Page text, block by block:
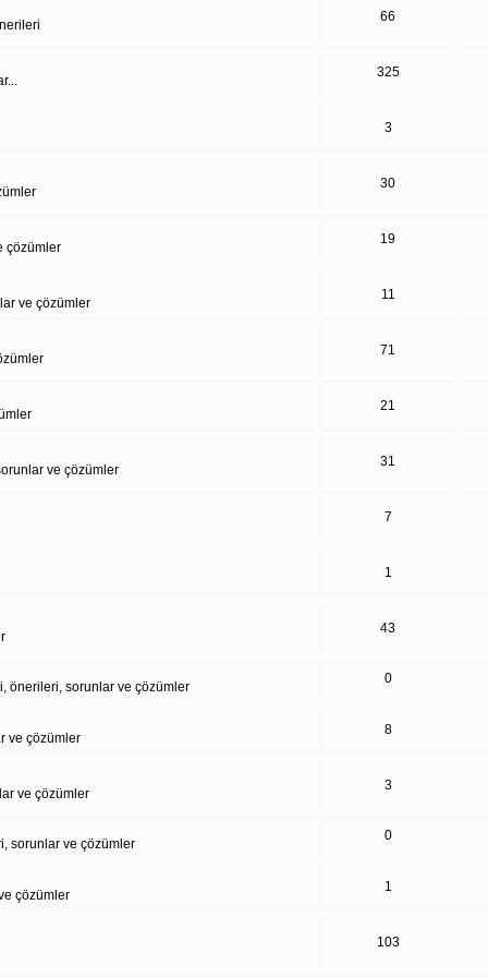
66
325
3
30
çözümler
19
ve çözümler
11
71
21
ve çözümler
31
7
1
43
önerileri, sorunlar ve çözümler
0
ve çözümler
8
ve çözümler
3
sorunlar ve çözümler
0
çözümler
1
103